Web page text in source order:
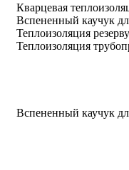
Кварцевая
Вспененный каучук
Теплоизоляция
Теплоизоляция
Вспененный каучук